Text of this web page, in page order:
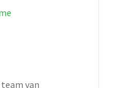
van